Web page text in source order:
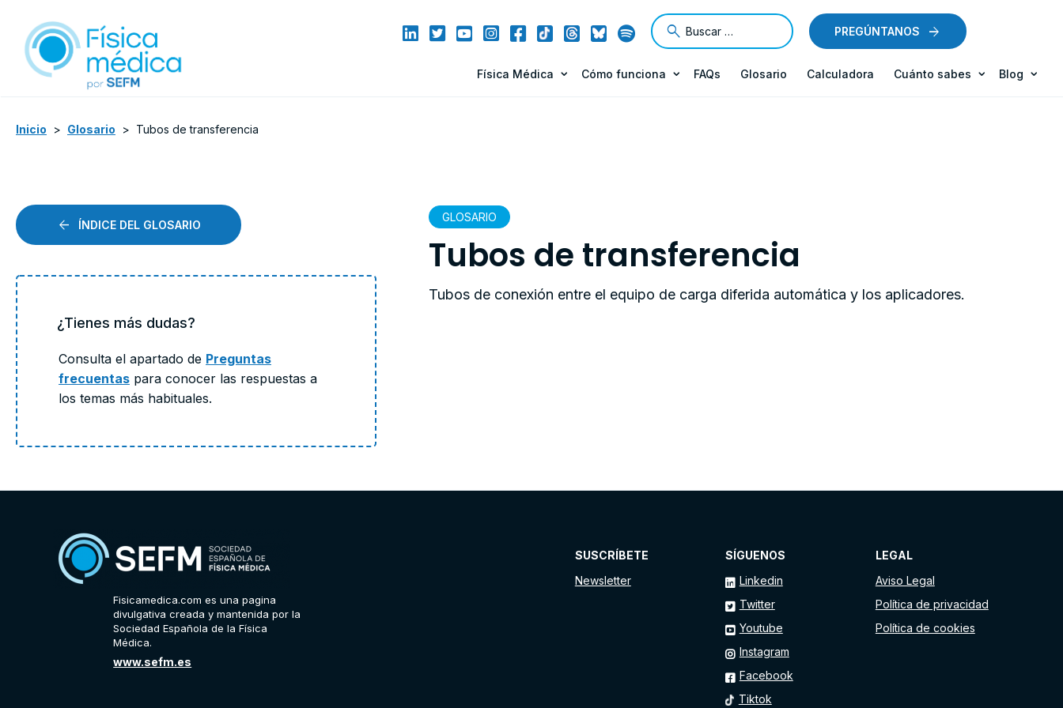
PREGÚNTANOS
Física Médica Cómo funciona FAQs Glosario Calculadora Cuánto sabes Blog
Inicio > Glosario > Tubos de transferencia
ÍNDICE DEL GLOSARIO
¿Tienes más dudas?
Consulta el apartado de Preguntas
frecuentas para conocer las respuestas a
los temas más habituales.
GLOSARIO
Tubos de transferencia
Tubos de conexión entre el equipo de carga diferida automática y los aplicadores.
Fisicamedica.com es una pagina
divulgativa creada y mantenida por la
Sociedad Española de la Física
Médica.
www.sefm.es
SUSCRÍBETE
Newsletter
SÍGUENOS
Linkedin
Twitter
Youtube
Instagram
Facebook
Tiktok
LEGAL
Aviso Legal
Política de privacidad
Política de cookies